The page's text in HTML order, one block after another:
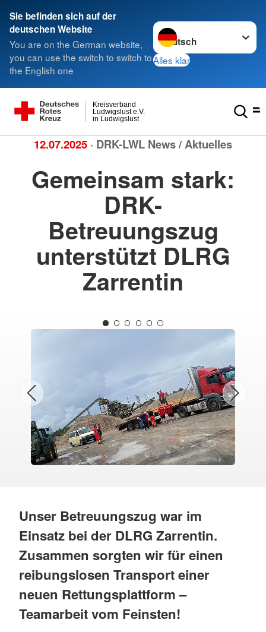
Sie befinden sich auf der
deutschen Website
You are on the German website,
you can use the switch to switch to
the English one
Sprache wechseln zu
Alles klar
in Ludwigslust
Ludwigslust e.V.
Kreisverband
12.07.2025 · DRK-LWL News / Aktuelles
Gemeinsam stark:
DRK-
Betreuungszug
unterstützt DLRG
Zarrentin
Unser Betreuungszug war im
Einsatz bei der DLRG Zarrentin.
Zusammen sorgten wir für einen
reibungslosen Transport einer
neuen Rettungsplattform –
Teamarbeit vom Feinsten!